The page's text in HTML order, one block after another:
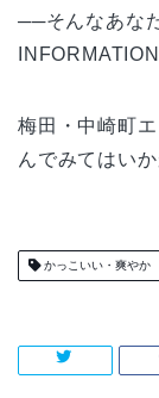
──そんなあな
INFORMATION
梅田・中崎町
んでみてはい
かっこいい・爽やか